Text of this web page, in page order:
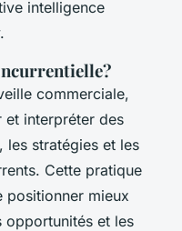
intelligence
commerciale,
et interpréter des
les stratégies et les
Cette pratique
positionner mieux
opportunités et les